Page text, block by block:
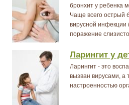
бронхит у ребенка
Чаще всего острый
вирусной инфекции
поражение
Ларингит у
Ларингит - это
вызван вирусами, а
настроенностью